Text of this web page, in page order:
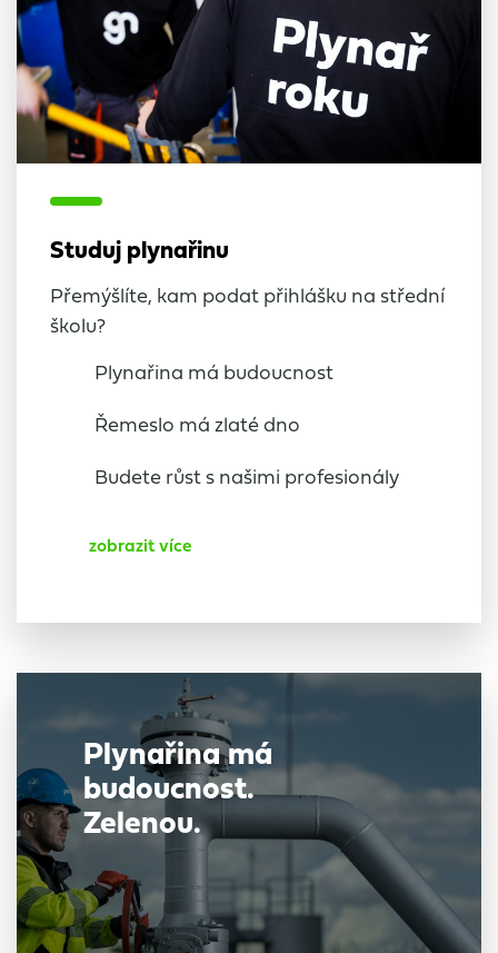
Studuj plynařinu
Přemýšlíte, kam podat přihlášku na střední
školu?
Plynařina má budoucnost
Řemeslo má zlaté dno
Budete růst s našimi profesionály
zobrazit více
Plynařina má
budoucnost.
Zelenou.